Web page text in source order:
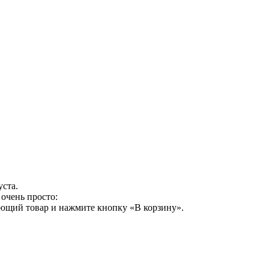
просто:
товар и нажмите кнопку «В корзину».